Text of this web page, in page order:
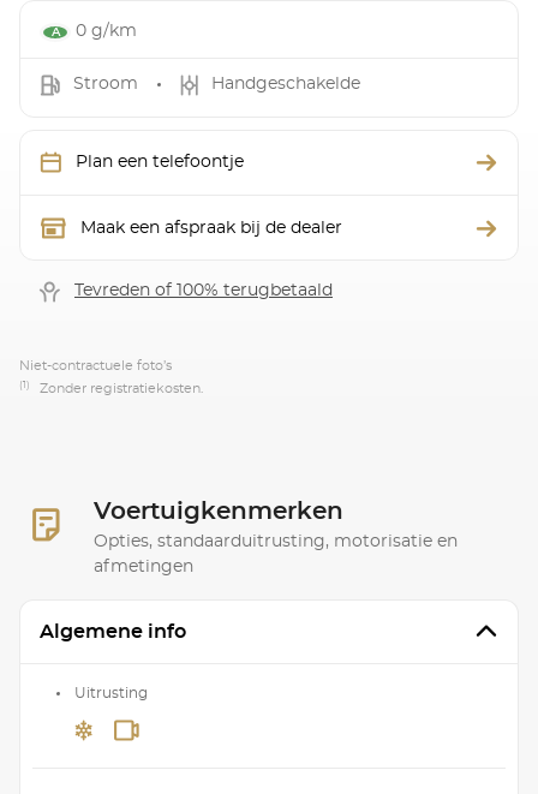
0 g/km
Stroom Handgeschakelde
Plan een telefoontje
Maak een afspraak bij de dealer
Tevreden of 100% terugbetaald
Niet-contractuele foto’s
(1) Zonder registratiekosten.
Voertuigkenmerken
Opties, standaarduitrusting, motorisatie en
afmetingen
Algemene info
Uitrusting